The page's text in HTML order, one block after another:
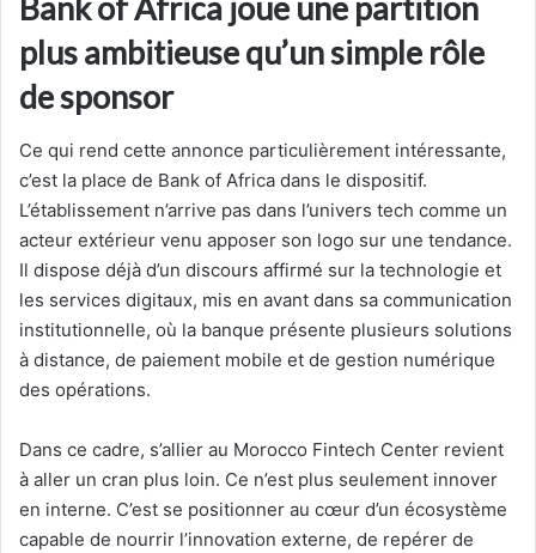
plus ambitieuse qu’un simple rôle
de sponsor
Ce qui rend cette annonce particulièrement intéressante,
c’est la place de Bank of Africa dans le dispositif.
L’établissement n’arrive pas dans l’univers tech comme un
acteur extérieur venu apposer son logo sur une tendance.
Il dispose déjà d’un discours affirmé sur la technologie et
les services digitaux, mis en avant dans sa communication
institutionnelle, où la banque présente plusieurs solutions
à distance, de paiement mobile et de gestion numérique
des opérations.
Dans ce cadre, s’allier au Morocco Fintech Center revient
à aller un cran plus loin. Ce n’est plus seulement innover
en interne. C’est se positionner au cœur d’un écosystème
capable de nourrir l’innovation externe, de repérer de